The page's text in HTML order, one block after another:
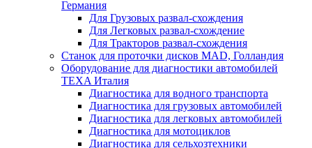
Германия
Для Грузовых развал-схождения
Для Легковых развал-схождение
Для Тракторов развал-схождения
Станок для проточки дисков MAD, Голландия
Оборудование для диагностики автомобилей
TEXA Италия
Диагностика для водного транспорта
Диагностика для грузовых автомобилей
Диагностика для легковых автомобилей
Диагностика для мотоциклов
Диагностика для сельхозтехники